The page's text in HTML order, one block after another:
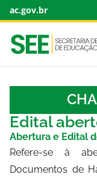
ac.gov.br
Edital
Abertura e Edital
Refere-se à
Documentos de